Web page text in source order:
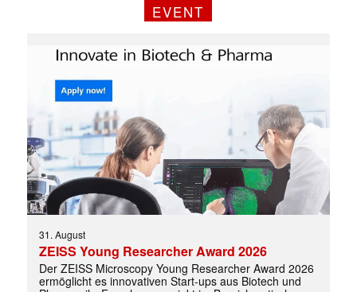
EVENT
31. August
ZEISS Young Researcher Award 2026
Der ZEISS Microscopy Young Researcher Award 2026
ermöglicht es innovativen Start-ups aus Biotech und